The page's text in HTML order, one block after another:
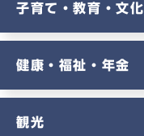
子育て・教育・文化
健康・福祉・年金
観光